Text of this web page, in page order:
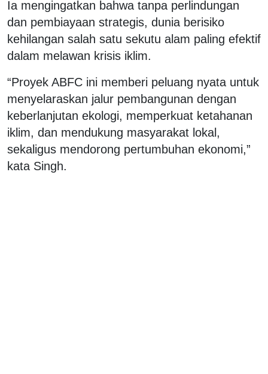
Ia mengingatkan bahwa tanpa perlindungan
dan pembiayaan strategis, dunia berisiko
kehilangan salah satu sekutu alam paling efektif
dalam melawan krisis iklim.
“Proyek ABFC ini memberi peluang nyata untuk
menyelaraskan jalur pembangunan dengan
keberlanjutan ekologi, memperkuat ketahanan
iklim, dan mendukung masyarakat lokal,
sekaligus mendorong pertumbuhan ekonomi,”
kata Singh.